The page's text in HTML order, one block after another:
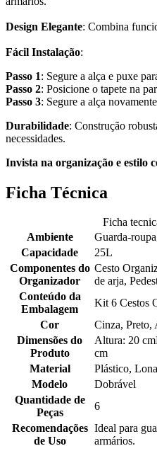
Design Elegante: Combina
Fácil Instalação:
Passo 1: Segure a alça e puxe
Passo 2: Posicione o tapete na
Passo 3: Segure a alça
Durabilidade: Construção
necessidades.
Invista na organização e estilo
Ficha Técnica
Ficha
Ambiente
Guarda-
Capacidade
25L
Componentes do
Organizador
Cesto
de arja,
Conteúdo da
Embalagem
Kit 6 Cestos
Cor
Cinza, Preto,
Dimensões do
Produto
Altura: 20
cm
Material
Plástico,
Modelo
Dobrável
Quantidade de
Peças
6
Recomendações
de Uso
Ideal para
armários.